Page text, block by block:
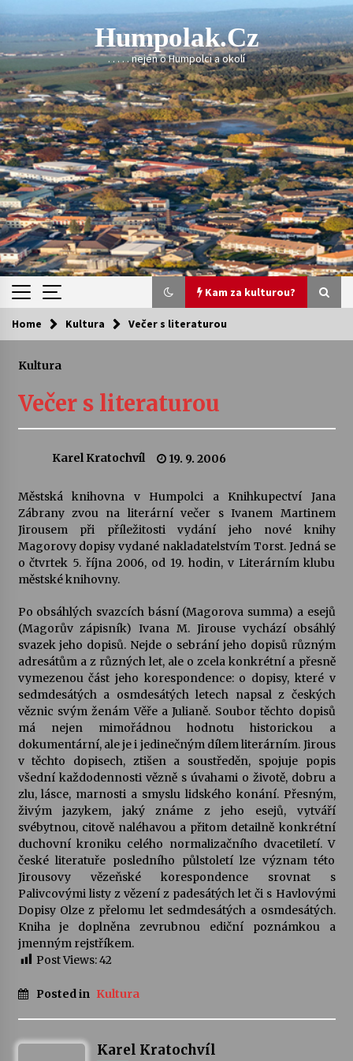
content
Humpolak.cz
. . . . . nejen o Humpolci a okolí
Kam za kulturou?
Kam za kulturou?
Sukuba Ensemble
4. 8. 2026
Vernisáž výstavy Josefíny Duškové: Stávám se
kapkou
Veselí muzikanti
30. 7. 2026
šedesátka: 28. 7.–1. 8. 2026
28. 7. 2026
Letní koncerty ve Stromovce: Kolchoz a
Jenakaši
28. 7. 2026
Votavžatský ploty
23. 7. 2026
Letní koncerty ve Stromovce: Rufus Miller
22. 7. 2026
Vysočinka
17. 7. 2026
Ozvěny prázdnin
13. 7. 2026
Home Kultura Večer s literaturou
Kultura
Večer s literaturou
Karel Kratochvíl 19. 9. 2006
Městská knihovna v Humpolci a Knihkupectví Jana
Zábrany zvou na literární večer s Ivanem Martinem
Jirousem při příležitosti vydání jeho nové knihy
Magorovy dopisy vydané nakladatelstvím Torst. Jedná se
o čtvrtek 5. října 2006, od 19. hodin, v Literárním klubu
městské knihovny.
Po obsáhlých svazcích básní (Magorova summa) a esejů
(Magorův zápisník) Ivana M. Jirouse vychází obsáhlý
svazek jeho dopisů. Nejde o sebrání jeho dopisů různým
adresátům a z různých let, ale o zcela konkrétní a přesně
vymezenou část jeho korespondence: o dopisy, které v
sedmdesátých a osmdesátých letech napsal z českých
věznic svým ženám Věře a Julianě. Soubor těchto dopisů
má nejen mimořádnou hodnotu historickou a
dokumentární, ale je i jedinečným dílem literárním. Jirous
v těchto dopisech, ztišen a soustředěn, spojuje popis
všední každodennosti vězně s úvahami o životě, dobru a
zlu, lásce, marnosti a smyslu lidského konání. Přesným,
živým jazykem, jaký známe z jeho esejů, vytváří
svébytnou, citově naléhavou a přitom detailně konkrétní
duchovní kroniku celého normalizačního dvacetiletí. V
české literatuře posledního půlstoletí lze význam této
Jirousovy vězeňské korespondence srovnat s
Palivcovými listy z vězení z padesátých let či s Havlovými
Dopisy Olze z přelomu let sedmdesátých a osmdesátých.
Kniha je doplněna zevrubnou ediční poznámkou a
jmenným rejstříkem.
Post Views:42
Posted in Kultura
Karel Kratochvíl